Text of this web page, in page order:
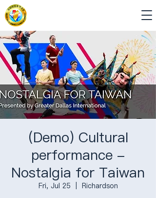
(Demo) Cultural
performance -
Nostalgia for Taiwan
Fri, Jul 25
Richardson